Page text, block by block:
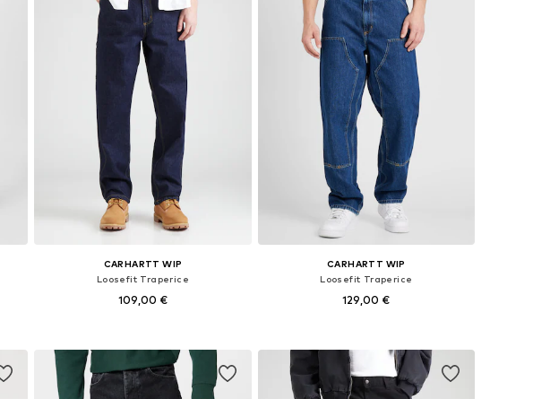
CARHARTT WIP
Loosefit Traperice
109,00 €
Dodaj u košaricu
CARHARTT WIP
Loosefit Traperice
129,00 €
Dodaj u košaricu